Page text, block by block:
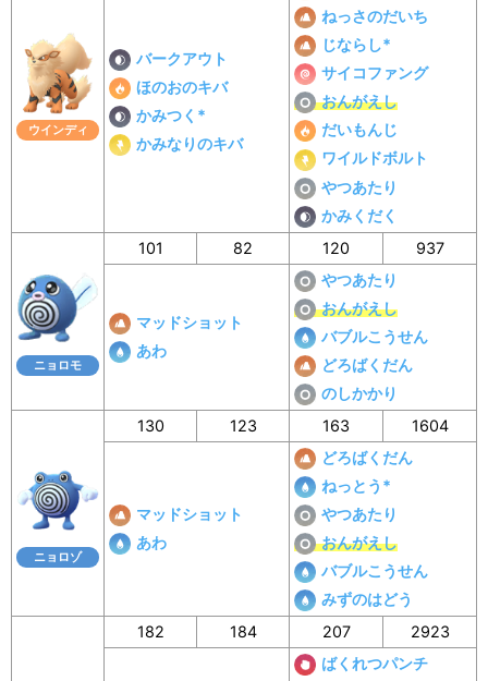
ウインディ
バークアウト
ほのおのキバ
かみつく*
かみなりのキバ
ねっさのだいち
じならし*
サイコファング
おんがえし
だいもんじ
ワイルドボルト
やつあたり
かみくだく
ニョロモ
101 82 120 937
マッドショット
あわ
やつあたり
おんがえし
バブルこうせん
どろばくだん
のしかかり
ニョロゾ
130 123 163 1604
マッドショット
あわ
どろばくだん
ねっとう*
やつあたり
おんがえし
バブルこうせん
みずのはどう
182 184 207 2923
ばくれつパンチ